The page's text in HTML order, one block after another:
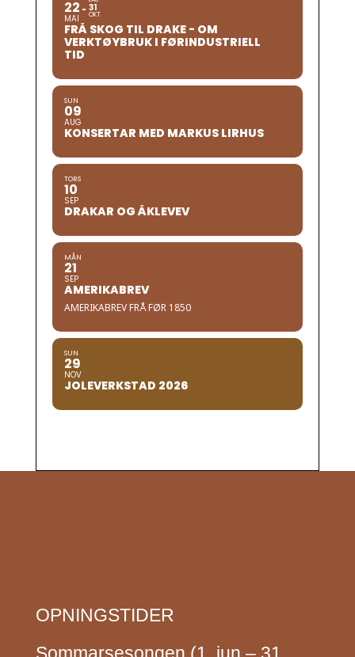
22
MAI
31
OKT
FRÅ SKOG TIL DRAKE - OM
VERKTØYBRUK I FØRINDUSTRIELL
TID
SUN
09
AUG
KONSERTAR MED MARKUS LIRHUS
TORS
10
SEP
DRAKAR OG ÅKLEVEV
MÅN
21
SEP
AMERIKABREV
AMERIKABREV FRÅ FØR 1850
SUN
29
NOV
JOLEVERKSTAD 2026
OPNINGSTIDER